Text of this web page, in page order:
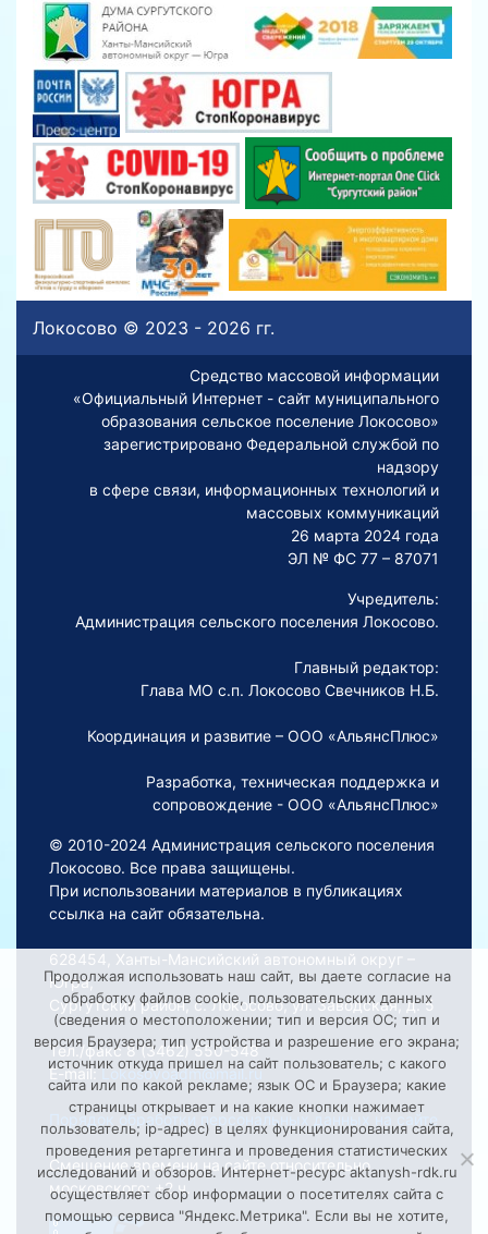
Локосово © 2023 - 2026 гг.
Средство массовой информации
«Официальный Интернет - сайт муниципального
образования сельское поселение Локосово»
зарегистрировано Федеральной службой по
надзору
в сфере связи, информационных технологий и
массовых коммуникаций
26 марта 2024 года
ЭЛ № ФС 77 – 87071
Учредитель:
Администрация сельского поселения Локосово.
Главный редактор:
Глава МО с.п. Локосово Свечников Н.Б.
Координация и развитие – ООО «АльянсПлюс»
Разработка, техническая поддержка и
сопровождение - ООО «АльянсПлюс»
© 2010-2024 Администрация сельского поселения
Локосово. Все права защищены.
При использовании материалов в публикациях
ссылка на сайт обязательна.
628454, Ханты-Мансийский автономный округ –
Югра,
Сургутский район, с. Локосово, ул. Заводская, д. 5
Тел./факс 8 (3462) 550-548
E-mail:Lokosovoadm@mail.ru
Порядок обработки персональных данных на сайте
Смещение времени на сайте относительно
московского: +2 ч.
Продолжая использовать наш сайт, вы даете согласие на
обработку файлов cookie, пользовательских данных
(сведения о местоположении; тип и версия ОС; тип и
версия Браузера; тип устройства и разрешение его экрана;
источник откуда пришел на сайт пользователь; с какого
сайта или по какой рекламе; язык ОС и Браузера; какие
страницы открывает и на какие кнопки нажимает
пользователь; ip-адрес) в целях функционирования сайта,
проведения ретаргетинга и проведения статистических
исследований и обзоров. Интернет-ресурс aktanysh-rdk.ru
осуществляет сбор информации о посетителях сайта с
помощью сервиса "Яндекс.Метрика". Если вы не хотите,